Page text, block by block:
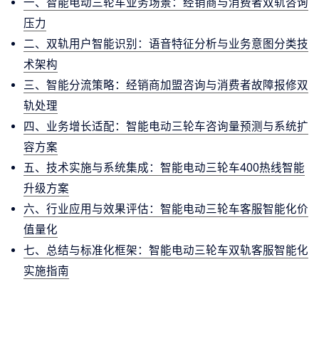
压力
二、双轨用户智能识别：语音特征分析与业务意图分类技
术架构
三、智能分流策略：经销商加盟咨询与消费者故障报修双
轨处理
四、业务增长适配：智能电动三轮车咨询量预测与系统扩
容方案
五、技术实施与系统集成：智能电动三轮车400热线智能
升级方案
六、行业应用与效果评估：智能电动三轮车客服智能化价
值量化
七、总结与标准化框架：智能电动三轮车双轨客服智能化
实施指南